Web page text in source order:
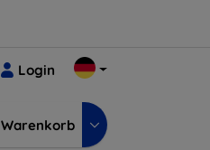
Login
Warenkorb